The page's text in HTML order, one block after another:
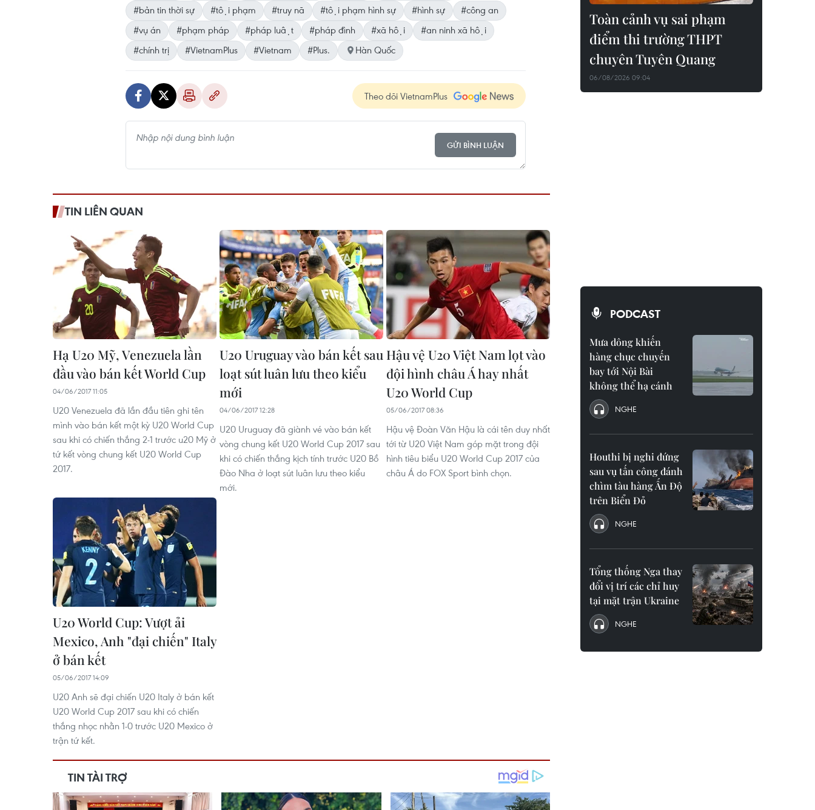
#bản tin thời sự
#tội phạm #truy nã #tội phạm hình sự #hình sự
#công an
#vụ án
#phạm pháp #pháp luật #pháp đình #xã hội
#an ninh xã hội
#chính trị
#VietnamPlus #Vietnam #Plus. Hàn Quốc
Theo dõi VietnamPlus
GỬI BÌNH LUẬN
TIN LIÊN QUAN
Hạ U20 Mỹ, Venezuela lần
đầu vào bán kết World Cup
04/06/2017 11:05
U20 Venezuela đã lần đầu tiên ghi tên
mình vào bán kết một kỳ U20 World Cup
sau khi có chiến thắng 2-1 trước u20 Mỹ ở
tứ kết vòng chung kết U20 World Cup
2017.
U20 Uruguay vào bán kết sau
loạt sút luân lưu theo kiểu
mới
04/06/2017 12:28
U20 Uruguay đã giành vé vào bán kết
vòng chung kết U20 World Cup 2017 sau
khi có chiến thắng kịch tính trước U20 Bồ
Đào Nha ở loạt sút luân lưu theo kiểu
mới.
Hậu vệ U20 Việt Nam lọt vào
đội hình châu Á hay nhất
U20 World Cup
05/06/2017 08:36
Hậu vệ Đoàn Văn Hậu là cái tên duy nhất
tới từ U20 Việt Nam góp mặt trong đội
hình tiêu biểu U20 World Cup 2017 của
châu Á do FOX Sport bình chọn.
U20 World Cup: Vượt ải
Mexico, Anh "đại chiến" Italy
ở bán kết
05/06/2017 14:09
U20 Anh sẽ đại chiến U20 Italy ở bán kết
U20 World Cup 2017 sau khi có chiến
thắng nhọc nhằn 1-0 trước U20 Mexico ở
trận tứ kết.
Toàn cảnh vụ sai phạm
điểm thi trường THPT
chuyên Tuyên Quang
06/08/2026 09:04
PODCAST
Mưa dông khiến
hàng chục chuyến
bay tới Nội Bài
không thể hạ cánh
NGHE
Houthi bị nghi đứng
sau vụ tấn công đánh
chìm tàu hàng Ấn Độ
trên Biển Đỏ
NGHE
Tổng thống Nga thay
đổi vị trí các chỉ huy
tại mặt trận Ukraine
NGHE